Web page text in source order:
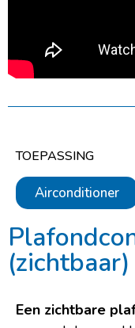
TOEPASSING
Airconditioner
(zichtbaar)
Een zichtbare